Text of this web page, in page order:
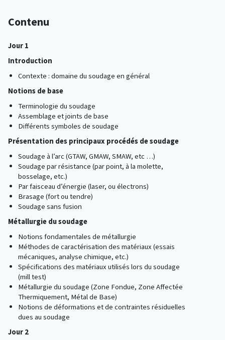
Contenu
Jour 1
Introduction
Contexte : domaine du soudage en général
Notions de base
Terminologie du soudage
Assemblage et joints de base
Différents symboles de soudage
Présentation des principaux procédés de soudage
Soudage à l’arc (GTAW, GMAW, SMAW, etc …)
Soudage par résistance (par point, à la molette,
bosselage, etc.)
Par faisceau d’énergie (laser, ou électrons)
Brasage (fort ou tendre)
Soudage sans fusion
Métallurgie du soudage
Notions fondamentales de métallurgie
Méthodes de caractérisation des matériaux (essais
mécaniques, analyse chimique, etc.)
Spécifications des matériaux utilisés lors du soudage
(mill test)
Métallurgie du soudage (Zone Fondue, Zone Affectée
Thermiquement, Métal de Base)
Notions de déformations et de contraintes résiduelles
dues au soudage
Jour 2